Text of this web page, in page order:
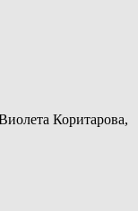
Коритарова,